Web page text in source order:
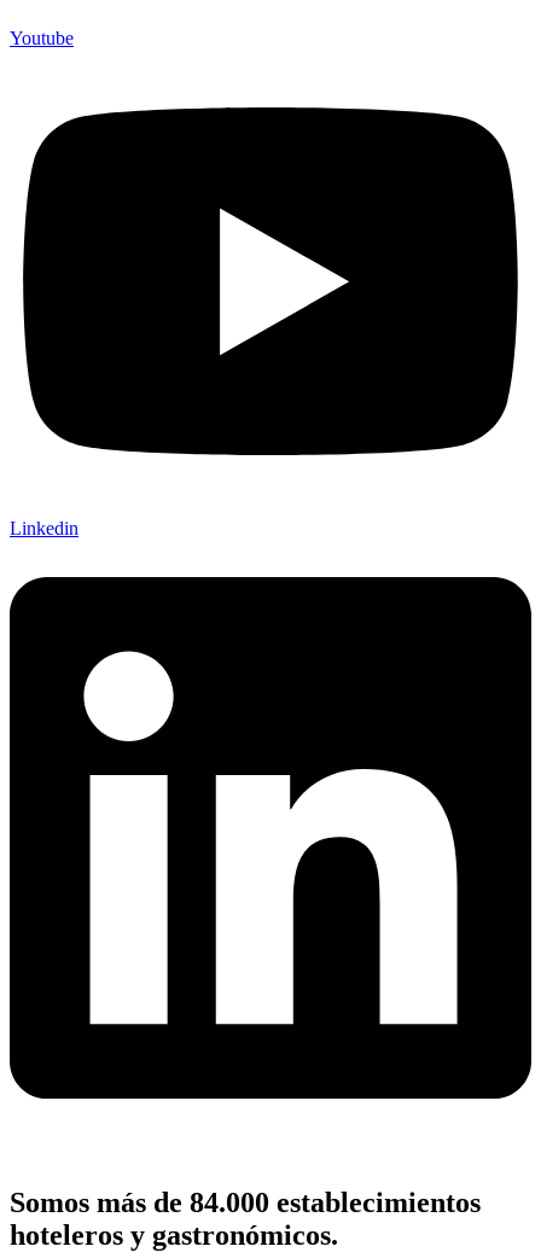
Youtube
Linkedin
Somos más de 84.000 establecimientos
hoteleros y gastronómicos.